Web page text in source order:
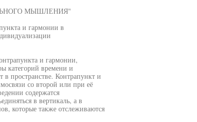
МЫШЛЕНИЯ"
и гармонии в
и гармонии,
категорий времени и
в пространстве. Контрапункт и
со второй или при её
содержатся
в вертикаль, а в
которые также отслеживаются